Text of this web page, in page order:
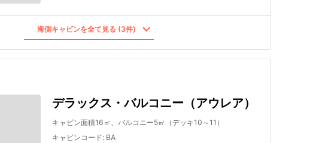
海側キャビンを全て見る (3件)
デラックス・バルコニー（アウレア）
キャビン面積16㎡、バルコニー5㎡（デッキ10～11）
キャビンコード: BA